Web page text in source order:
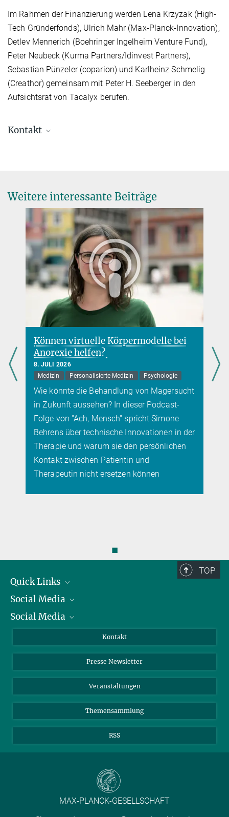
Im Rahmen der Finanzierung werden Lena Krzyzak (High-
Tech Gründerfonds), Ulrich Mahr (Max-Planck-Innovation),
Detlev Mennerich (Boehringer Ingelheim Venture Fund),
Peter Neubeck (Kurma Partners/Idinvest Partners),
Sebastian Pünzeler (coparion) und Karlheinz Schmelig
(Creathor) gemeinsam mit Peter H. Seeberger in den
Aufsichtsrat von Tacalyx berufen.
Kontakt
info@...
Tacalyx, Müllerstr. 178, 13353 Berlin
Weitere interessante Beiträge
Können virtuelle Körpermodelle bei
Anorexie helfen?
8. JULI 2026
Medizin
Personalisierte Medizin Psychologie
Wie könnte die Behandlung von Magersucht
in Zukunft aussehen? In dieser Podcast-
Folge von "Ach, Mensch" spricht Simone
Behrens über technische Innovationen in der
Therapie und warum sie den persönlichen
Kontakt zwischen Patientin und
Therapeutin nicht ersetzen können
◼
TOP
Quick Links
Präsident
Zahlen und Fakten
Meldestelle Fehlverhalten
Social Media
Bluesky
TikTok
Social Media
Instagram
YouTube
Kontakt
Presse Newsletter
Veranstaltungen
Themensammlung
RSS
MAX-PLANCK-GESELLSCHAFT